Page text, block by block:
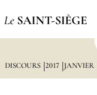
Le SAINT-SIÈGE
DISCOURS 2017 JANVIER